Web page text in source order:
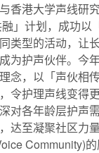
香港大学声线研
融」计划，成功
类型的活动，让
为护声伙伴。今
念，以「声伙相
令护理声线变得
对各年龄层护声
达至凝聚社区力
Community)的